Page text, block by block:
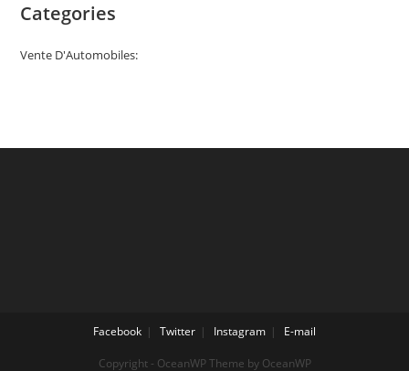
Categories
Vente D'Automobiles:
Facebook Twitter Instagram E-mail
Copyright - OceanWP Theme by OceanWP